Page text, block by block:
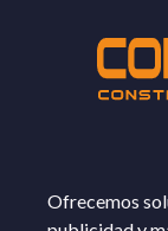
Ofrecemos